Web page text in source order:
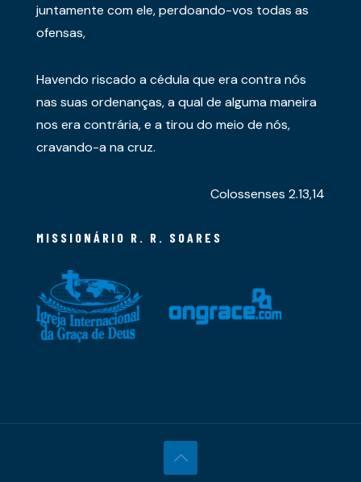
juntamente com ele, perdoando-vos todas as
ofensas,
Havendo riscado a cédula que era contra nós
nas suas ordenanças, a qual de alguma maneira
nos era contrária, e a tirou do meio de nós,
cravando-a na cruz.
Colossenses 2.13,14
MISSIONÁRIO R. R. SOARES